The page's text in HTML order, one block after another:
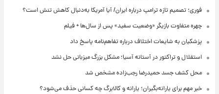
فوری؛ تصمیم تازه ترامپ درباره ایران/ آیا آمریکا به‌دنبال کاهش تنش است؟
چهره متفاوت بازیگر «وضعیت سفید» پس از سال‌ها + فیلم
پزشکیان به شایعات اختلاف درباره تفاهم‌نامه پاسخ داد
استقلال و تراکتور در آستانه آسیا؛ مشکل بزرگ میزبانی حل نشد
محل کشف جسد حمیدرضا رجب‌زاده مشخص شد
خبر مهم برای یارانه‌بگیران؛ یارانه و کالابرگ چه کسانی حذف می‌شود؟